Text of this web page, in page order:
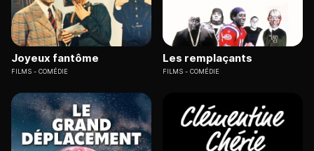
Joyeux fantôme
FILMS COMÉDIE
Les remplaçants
FILMS COMÉDIE